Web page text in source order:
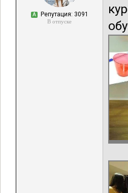
А Репутация: 3091
В отпуске